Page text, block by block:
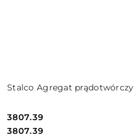
Stalco Agregat prądotwórczy
Cena:
3807.39
Cena:
3807.39